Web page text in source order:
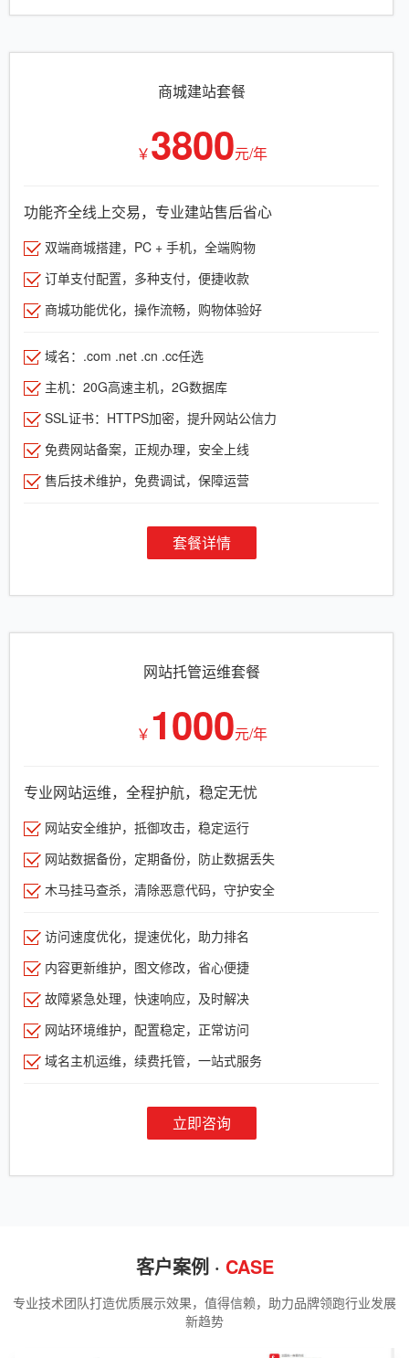
商城建站套餐
￥3800元/年
功能齐全线上交易，专业建站售后省心
双端商城搭建，PC + 手机，全端购物
订单支付配置，多种支付，便捷收款
商城功能优化，操作流畅，购物体验好
域名：.com .net .cn .cc任选
主机：20G高速主机，2G数据库
SSL证书：HTTPS加密，提升网站公信力
免费网站备案，正规办理，安全上线
售后技术维护，免费调试，保障运营
套餐详情
网站托管运维套餐
￥ 1000元/年
专业网站运维，全程护航，稳定无忧
网站安全维护，抵御攻击，稳定运行
网站数据备份，定期备份，防止数据丢失
木马挂马查杀，清除恶意代码，守护安全
访问速度优化，提速优化，助力排名
内容更新维护，图文修改，省心便捷
故障紧急处理，快速响应，及时解决
网站环境维护，配置稳定，正常访问
域名主机运维，续费托管，一站式服务
立即咨询
客户案例 · CASE
专业技术团队打造优质展示效果，值得信赖，助力品牌领跑行业发展
新趋势